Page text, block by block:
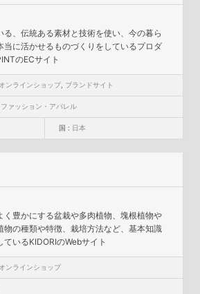
る、伝統ある素材と技術を使い、今の暮ら
当に活かせるものづくりをしているプロダ
のECサイト
ンラインショップ ブランドサイト
ファッション・アパレル
国 : 日本
く豊かにする盆栽や多肉植物、塊根植物や
物の種類や特徴、栽培方法など、基本知識
いるKIDORIのWebサイト
ンラインショップ